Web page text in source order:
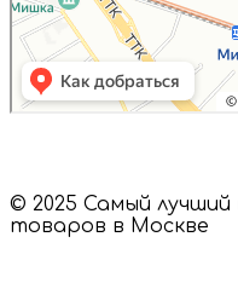
© 2025 Самый лучший
товаров в Москве